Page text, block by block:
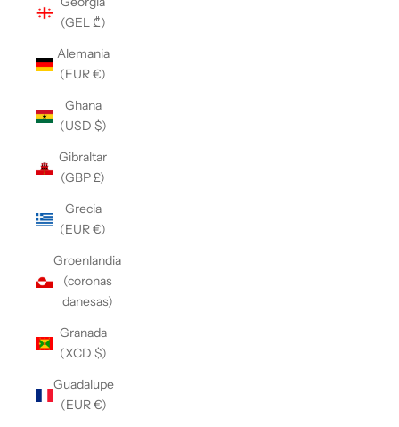
(GEL ₾)
Alemania
(EUR €)
Ghana
(USD $)
Gibraltar
(GBP £)
Grecia
(EUR €)
Groenlandia
(coronas
danesas)
Granada
(XCD $)
Guadalupe
(EUR €)